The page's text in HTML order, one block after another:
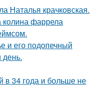
Наталья крачковская.
колина фаррела
и его подопечный
в 34 года и больше не